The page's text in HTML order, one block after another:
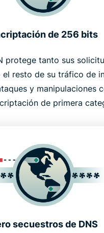
de 256 bits
protege tanto sus
el resto de su tráfico de
y manipulaciones
de primera
secuestros de DNS